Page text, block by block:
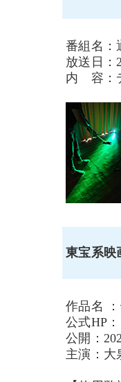
番組名
放送日：
内 容：
東宝系映
作品名
公式HP：
公開：
主演：大